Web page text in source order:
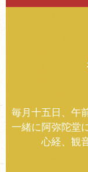
毎月十五日、午
一緒に阿弥陀堂
心経、観